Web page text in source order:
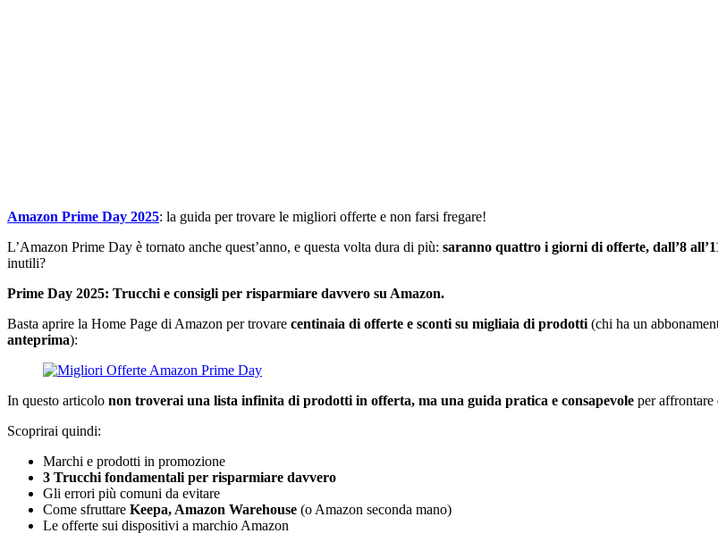
Amazon Prime Day 2025: la guida per trovare le migliori offerte e non farsi fregare!
L’Amazon Prime Day è tornato anche quest’anno, e questa volta dura di più: saranno quattro i giorni di offerte, dall’8
inutili?
Prime Day 2025: Trucchi e consigli per risparmiare davvero su Amazon.
Basta aprire la Home Page di Amazon per trovare centinaia di offerte e sconti su migliaia di prodotti (chi ha un
anteprima):
In questo articolo non troverai una lista infinita di prodotti in offerta, ma una guida pratica e consapevole per affrontare
Scoprirai quindi:
Marchi e prodotti in promozione
3 Trucchi fondamentali per risparmiare davvero
Gli errori più comuni da evitare
Come sfruttare Keepa, Amazon Warehouse (o Amazon seconda mano)
Le offerte sui dispositivi a marchio Amazon